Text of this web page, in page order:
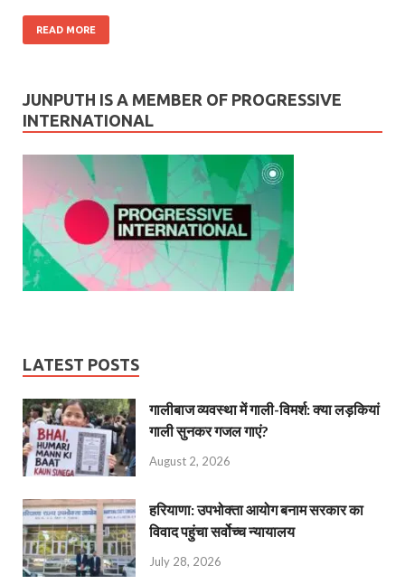
READ MORE
JUNPUTH IS A MEMBER OF PROGRESSIVE
INTERNATIONAL
LATEST POSTS
गालीबाज व्‍यवस्‍था में गाली-विमर्श: क्या लड़कियां
गाली सुनकर गजल गाएं?
August 2, 2026
हरियाणा: उपभोक्ता आयोग बनाम सरकार का
विवाद पहुंचा सर्वोच्च न्यायालय
July 28, 2026